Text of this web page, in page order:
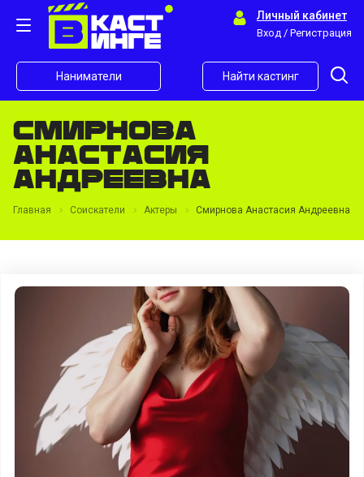
Личный кабинет
Вход / Регистрация
Наниматели Найти кастинг
Cмирнова
Анастасия
Андреевна
Главная Соискатели Актеры Cмирнова Анастасия Андреевна